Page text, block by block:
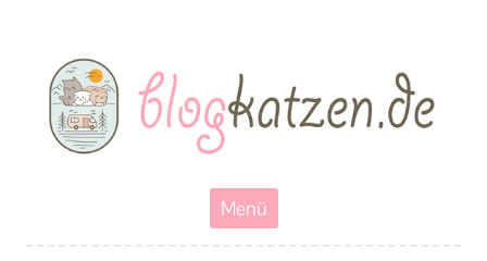
Blogkatzen
Menü
Inhalt
springen